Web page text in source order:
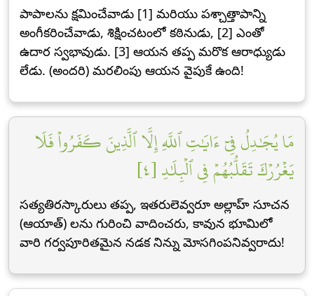
పాపాలను క్షమించేవాడు [1] మరియు పశ్చాత్తాపాన్ని
అంగీకరించేవాడు, శిక్షించటంలో కఠినుడు, [2] ఎంతో
ఉదార స్వభావుడు. [3] ఆయన తప్ప మరొక ఆరాధ్యుడు
లేడు. (అందరి) మరలింపు ఆయన వైపుకే ఉంది!
مَا يُجَٰدِلُ فِيٓ ءَايَٰتِ ٱللَّهِ إِلَّا ٱلَّذِينَ كَفَرُواْ فَلَا
يَغۡرُرۡكَ تَقَلُّبُهُمۡ فِي ٱلۡبِلَٰدِ [٤]
సత్యతిరస్కారులు తప్ప, ఇతరులెవ్వరూ అల్లాహ్ సూచన
(ఆయాత్) లను గురించి వాదించరు, కావున భూమిలో
వారి గర్వపూరితమైన నడక నిన్ను మోసగింపనివ్వరాదు!